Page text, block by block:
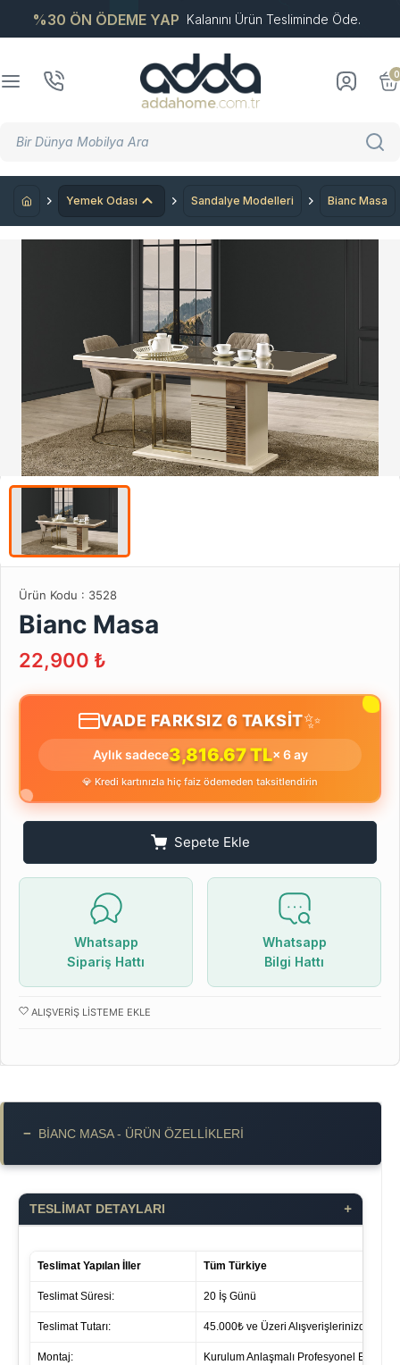
%30 ÖN ÖDEME YAP Kalanını Ürün Tesliminde Öde.
0
Yemek Odası Sandalye Modelleri Bianc Masa
Ürün Kodu : 3528
Bianc Masa
22,900 ₺
VADE FARKSIZ 6 TAKSİT✨
Aylık sadece3,816.67 TL× 6 ay
💎 Kredi kartınızla hiç faiz ödemeden taksitlendirin
Sepete Ekle
Whatsapp
Sipariş Hattı
Whatsapp
Bilgi Hattı
ALIŞVERIŞ LISTEME EKLE
− BIANC MASA - ÜRÜN ÖZELLIKLERI
TESLİMAT DETAYLARI +
Teslimat Yapılan İller Tüm Türkiye
Teslimat Süresi: 20 İş Günü
Teslimat Tutarı: 45.000₺ ve Üzeri Alışverişlerinizde ücret
Montaj:
Kurulum Anlaşmalı Profesyonel